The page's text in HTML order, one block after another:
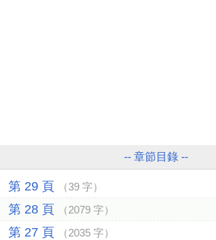
-- 章節目錄 --
第 29 頁 （39 字）
第 28 頁 （2079 字）
第 27 頁 （2035 字）